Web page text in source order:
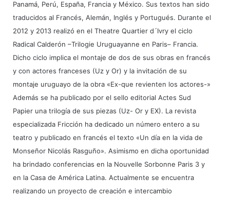
Panamá, Perú, España, Francia y México. Sus textos han sido
traducidos al Francés, Alemán, Inglés y Portugués. Durante el
2012 y 2013 realizó en el Theatre Quartier d´Ivry el ciclo
Radical Calderón –Trilogie Uruguayanne en Paris– Francia.
Dicho ciclo implica el montaje de dos de sus obras en francés
y con actores franceses (Uz y Or) y la invitación de su
montaje uruguayo de la obra «Ex-que revienten los actores-»
Además se ha publicado por el sello editorial Actes Sud
Papier una trilogía de sus piezas (Uz- Or y EX). La revista
especializada Fricción ha dedicado un número entero a su
teatro y publicado en francés el texto «Un día en la vida de
Monseñor Nicolás Rasguño». Asimismo en dicha oportunidad
ha brindado conferencias en la Nouvelle Sorbonne Paris 3 y
en la Casa de América Latina. Actualmente se encuentra
realizando un proyecto de creación e intercambio